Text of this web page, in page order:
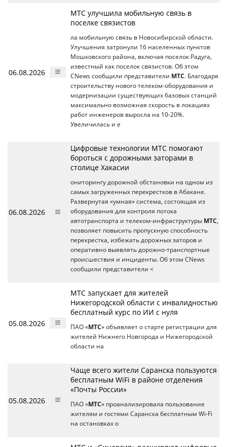
06.08.2026
МТС улучшила мобильную связь в
поселке связистов
ла мобильную связь в Новосибирской области.
Улучшения затронули 16 населенных пунктов
Мошковского района, включая поселок Радуга,
известный как поселок связистов. Об этом
CNews сообщили представители МТС. Благодаря
строительству нового телеком-оборудования и
модернизации существующих базовых станций
максимально возможная скорость в локациях
работ инженеров выросла на 10-20%.
Увеличилась и е
06.08.2026
Цифровые технологии МТС помогают
бороться с дорожными заторами в
столице Хакасии
ониторингу дорожной обстановки на одном из
самых загруженных перекрестков в Абакане.
Развернутая «умная» система, состоящая из
оборудования для контроля потока
автотранспорта и телеком-инфраструктуры МТС
позволяет повысить пропускную способность
перекрестка, избежать дорожных заторов и
оперативно выявлять дорожно-транспортные
происшествия и инциденты. Об этом CNews
сообщили представители <
05.08.2026
МТС запускает для жителей
Нижегородской области с инвалидностью
бесплатный курс по ИИ с нуля
ПАО «МТС» объявляет о старте регистрации для
жителей Нижнего Новгорода и Нижегородской
области на
05.08.2026
Чаще всего жители Саранска пользуются
бесплатным WiFi в районе отделения
«Почты России»
ПАО «МТС» проанализировала пользование
жителям и гостями Саранска бесплатным Wi-Fi
на остановках о